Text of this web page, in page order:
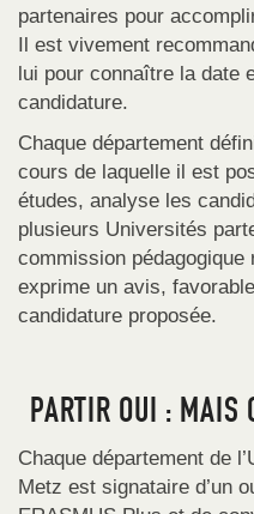
partenaires pour
Il est vivement
lui pour connaître la date
candidature.
Chaque département
cours de laquelle il est
études, analyse les
plusieurs Universités
commission
exprime un avis,
candidature proposée.
PARTIR OUI : MAIS
Chaque département de
Metz est signataire d’un